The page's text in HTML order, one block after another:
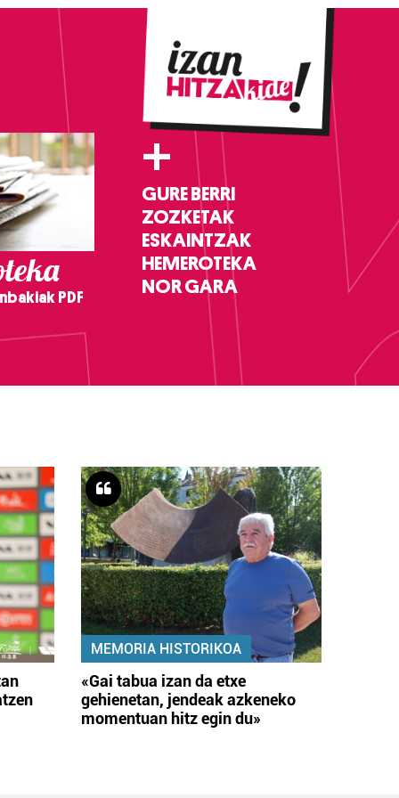
PDF
+
GURE BERRI
ZOZKETAK
ESKAINTZAK
HEMEROTEKA
NOR GARA
MEMORIA HISTORIKOA
«Gai tabua izan da etxe
gehienetan, jendeak azkeneko
momentuan hitz egin du»